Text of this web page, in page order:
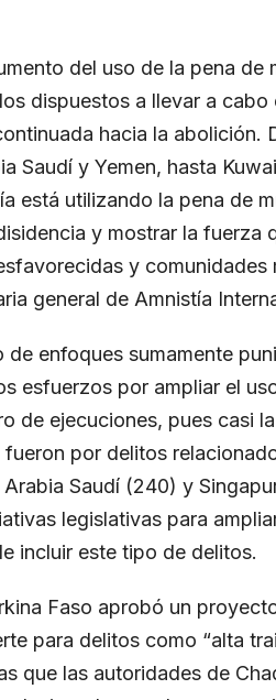
del uso de la pena
dispuestos a llevar a
hacia la abolición.
Saudí y Yemen, hasta
está utilizando la pena de
y mostrar la fuerza
y comunidades
general de Amnistía
de enfoques sumamente
esfuerzos por ampliar el
de ejecuciones, pues casi
por delitos
Saudí (240) y
legislativas para
incluir este tipo de delitos.
Faso aprobó un
para delitos como “alta
que las autoridades de